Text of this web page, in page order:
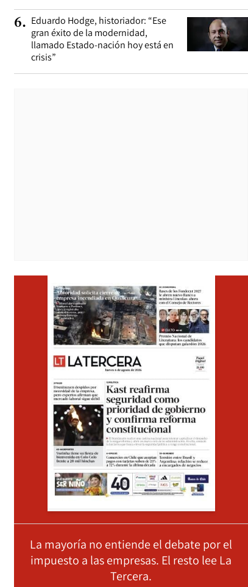
6. Eduardo Hodge, historiador: “Ese
gran éxito de la modernidad,
llamado Estado-nación hoy está en
crisis”
La mayoría no entiende el debate por el
impuesto a las empresas. El resto lee La
Tercera.